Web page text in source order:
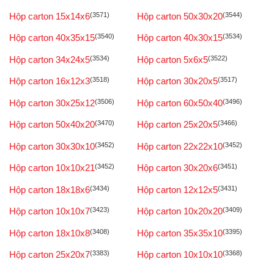
Hộp carton 15x14x6(3571) Hộp carton 50x30x20(3544)
Hộp carton 40x35x15(3540) Hộp carton 40x30x15(3534)
Hộp carton 34x24x5(3534) Hộp carton 5x6x5(3522)
Hộp carton 16x12x3(3518) Hộp carton 30x20x5(3517)
Hộp carton 30x25x12(3506) Hộp carton 60x50x40(3496)
Hộp carton 50x40x20(3470) Hộp carton 25x20x5(3466)
Hộp carton 30x30x10(3452) Hộp carton 22x22x10(3452)
Hộp carton 10x10x21(3452) Hộp carton 30x20x6(3451)
Hộp carton 18x18x6(3434) Hộp carton 12x12x5(3431)
Hộp carton 10x10x7(3423) Hộp carton 10x20x20(3409)
Hộp carton 18x10x8(3408) Hộp carton 35x35x10(3395)
Hộp carton 25x20x7(3383) Hộp carton 10x10x10(3368)